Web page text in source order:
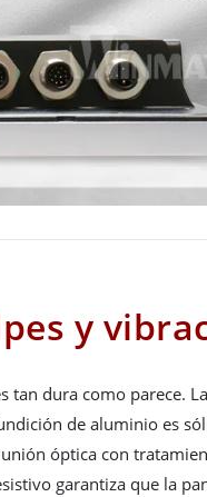
y
tan dura como parece.
de aluminio es
óptica con
garantiza que la